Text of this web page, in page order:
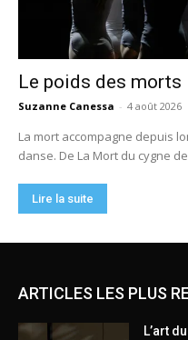
ARTICLES LES PLUS
L’art